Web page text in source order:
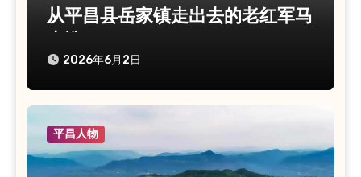
从平昌县岳家镇走出去的老红军马
2026年6月2日
平昌人物